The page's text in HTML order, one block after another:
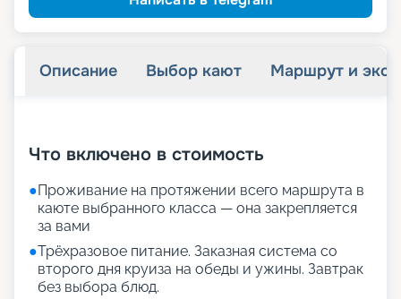
Описание Выбор кают Маршрут и
Что включено в стоимость
●Проживание на протяжении всего маршрута в
каюте выбранного класса — она закрепляется
за вами
●Трёхразовое питание. Заказная система со
второго дня круиза на обеды и ужины. Завтрак
без выбора блюд.